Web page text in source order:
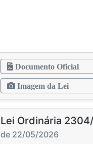
Documento Oficial
Imagem da Lei
Lei Ordinária
de 22/05/2026